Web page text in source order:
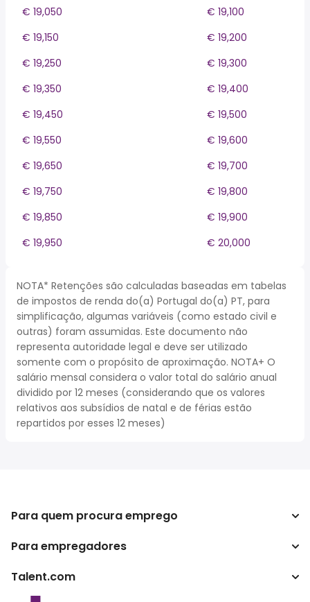
€ 19,050
€ 19,100
€ 19,150
€ 19,200
€ 19,250
€ 19,300
€ 19,350
€ 19,400
€ 19,450
€ 19,500
€ 19,550
€ 19,600
€ 19,650
€ 19,700
€ 19,750
€ 19,800
€ 19,850
€ 19,900
€ 19,950
€ 20,000
NOTA* Retenções são calculadas baseadas em tabelas
de impostos de renda do(a) Portugal do(a) PT, para
simplificação, algumas variáveis (como estado civil e
outras) foram assumidas. Este documento não
representa autoridade legal e deve ser utilizado
somente com o propósito de aproximação. NOTA+ O
salário mensal considera o valor total do salário anual
dividido por 12 meses (considerando que os valores
relativos aos subsídios de natal e de férias estão
repartidos por esses 12 meses)
Para quem procura emprego
Procurar empregos
Para empregadores
Empreendimento
Talent.com